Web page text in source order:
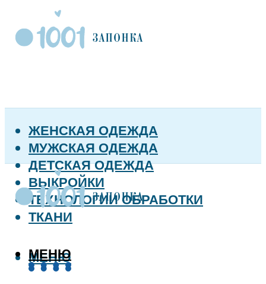
ЖЕНСКАЯ ОДЕЖДА
МУЖСКАЯ ОДЕЖДА
ДЕТСКАЯ ОДЕЖДА
ВЫКРОЙКИ
ТЕХНОЛОГИИ ОБРАБОТКИ
ТКАНИ
МЕНЮ
МЕНЮ